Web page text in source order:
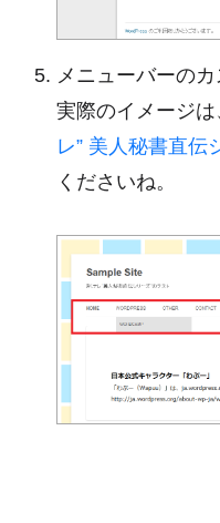
メニューバーの
実際のイメージは
レ” 美人秘書直伝
くださいね。